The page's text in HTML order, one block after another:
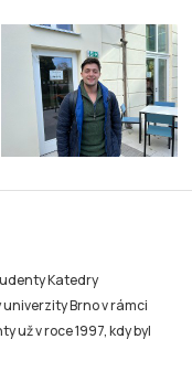
Katedry
Brno v rámci
už v roce 1997, kdy byl